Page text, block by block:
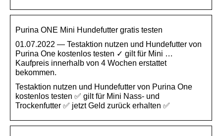
Purina ONE Mini Hundefutter gratis testen
01.07.2022 — Testaktion nutzen und Hundefutter von
Purina One kostenlos testen ✓ gilt für Mini …
Kaufpreis innerhalb von 4 Wochen erstattet
bekommen.
Testaktion nutzen und Hundefutter von Purina One
kostenlos testen ✅ gilt für Mini Nass- und
Trockenfutter ✅ jetzt Geld zurück erhalten ✅